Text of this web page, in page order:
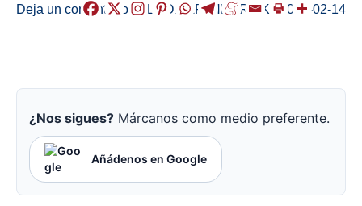
Deja un comentario /ELGOIBAR,HERRIAK /2025-02-14
¿Nos sigues? Márcanos como medio preferente.
Añádenos en Google